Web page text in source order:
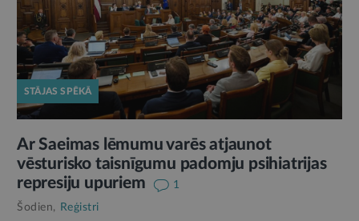
STĀJAS SPĒKĀ
Ar Saeimas lēmumu varēs atjaunot
vēsturisko taisnīgumu padomju psihiatrijas
represiju upuriem
1
Šodien, Reģistri